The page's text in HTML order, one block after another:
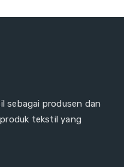
sebagai produsen dan
tekstil yang